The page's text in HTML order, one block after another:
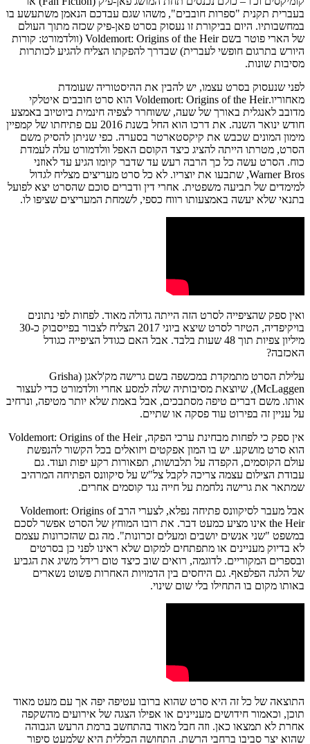
בעברית תקנית "ספרות חובבים", משהו שגם עבדכם הנאמן משתעשע בו
במחשבותיו. היום בביקורת זו נעסוק בסרט פאן-פיק שכזה מתוך העולם
של הארי פוטר בשם Voldemort: Origins of the Heir (וולדמורט: קורות
היורש בתרגום חופשי לעברית) שבדרך להפקתו הצליח להגיע לכותרות
מסיבות שונות.
לפני שנעסוק בסרט עצמו, יש להבין את ההיסטוריה שעומדת
מאחוריו.Voldemort: Origins of the Heir הוא סרט חובבים איטלקי
מדובב לאנגלית באורך של שעה, ששוחרר לצפיה חינמית ביוטיוב באמצע
חודש ינואר השנה. את דרכו הוא החל בשנת 2016 עם פתיחתו של קמפיין
מימון המונים שכבש את קיקסטארטר בסערה. כפי שניתן להסיק משם
הסרט, מטרתו הייתה להציג כיצד הקוסם האפל וולדמורט עלה לעמדת
כוח. הסרט עשה כל כך הרבה רעש עד שדבר קיומו הגיע עד לאוזני
Warner Bros, שתבעו את יוצריו. לא כל סרט מעריצים מצליח לגדול
למימדים של תביעה משפטית. אחרי דין ודברים סוכם שהסרט יצא לפועל
בתנאי שלא יעשה באמצעותו רווח כספי, לשמחת המעריצים שציפו לו.
ואין ספק שהציפייה לסרט הזה הייתה גדולה מאוד. לפחות לפי נתונים
בויקיפדיה, הטיזר לסרט שיצא ביוני 2017 הצליח לצבור בפייסבוק כ-30
מיליון צפיות תוך 48 שעות בלבד. אבל האם כגודל הציפייה כגודל
האכזבה?
עלילת הסרט מתמקדת במכשפה בשם גרישה מק'לאגן (Grisha
McLaggen), שיוצאת מסיבותיה שלה למסע אחרי וולדמורט כדי לעצור
אותו. משם דברים טיפה מסתבכים, אבל באמת שלא יותר מטיפה, ונרחיב
על עניין זה בפירוט עוד פסקה או שתיים.
אין ספק כי לפחות מבחינת ערכי הפקה, Voldemort: Origins of the Heir
הוא סרט מושקע. יש בו המון אפקטים ויזואלים בכל הקשור להנפשת
עולם הקוסמים, הקפדה על תלבושות, תפאורות רקע יפות ועוד. גם
עבודת הצילום עצמה צריכה לקבל צל"ש על סיקוונס הפתיחה המרהיב
שמתאר את גרישה נלחמת על חייה נגד קוסמים אחרים.
אבל מעבר לסיקוונס פתיחה נפלא, לצערי הרב Voldemort: Origins of
the Heir אינו מציע כמעט דבר. את רובו המוחץ של הסרט אפשר לסכם
במשפט "שני אנשים יושבים ומעלים זכרונות". מה גם שהזכרונות עצמם
לא בדיוק מעניינים או מתפתחים למקום שלא ראינו לפני כן בסרטים
ובספרים המקוריים. לדוגמה, רואים שוב כיצד טום רידל משיג את הגביע
של הלגה הפלפאף. גם היחסים בין הדמויות האחרות פשוט נשארים
באותו מקום בו התחילו בלי שום שינוי.
התוצאה של כל זה היא סרט שהוא ברובו עטיפה יפה אך עם מעט מאוד
תוכן, וכאמור חידושים מעניינים או אפילו הצגה של אירועים מהשקפה
אחרת לא תמצאו כאן. וזה חבל מאוד בהתחשב ברמת הרעש הגבוהה
שהוא יצר סביבו ברחבי הרשת. התחושה הכללית היא שלמעט סיפור